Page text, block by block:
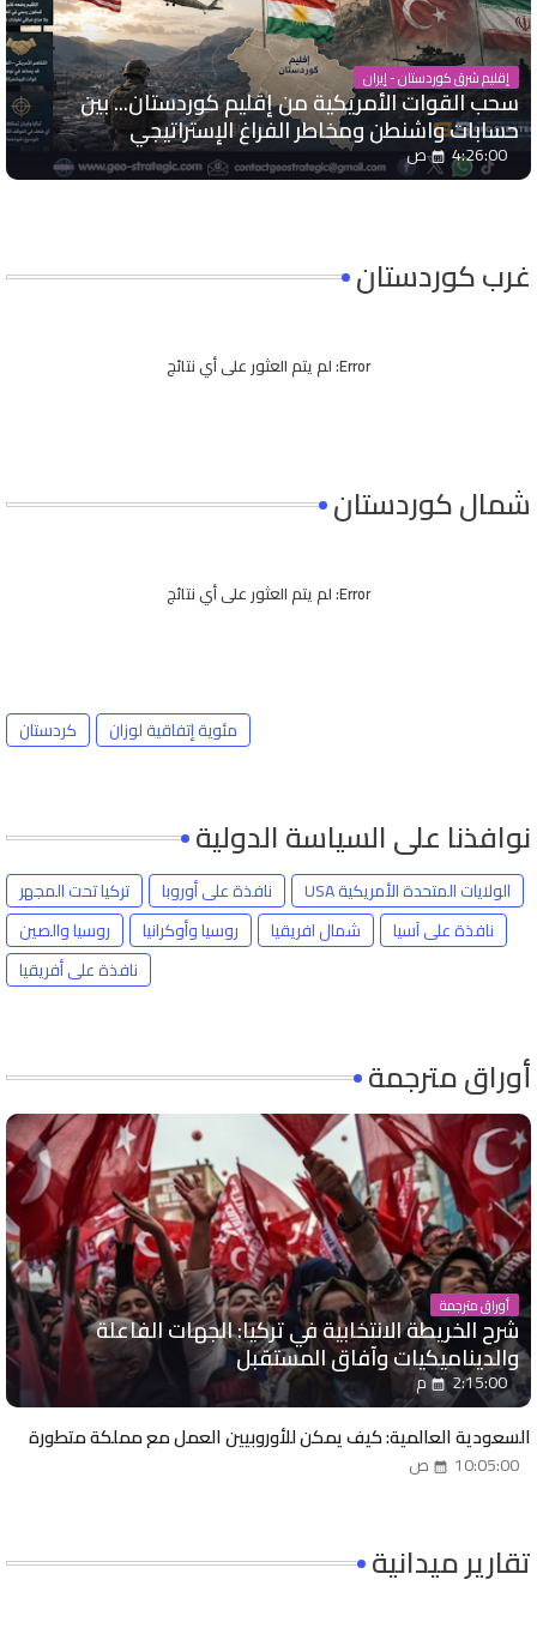
إقليم شرق كوردستان - إيران
سحب القوات الأمريكية من إقليم كوردستان... بين
حسابات واشنطن ومخاطر الفراغ الإستراتيجي
4:26:00 ص
غرب كوردستان
Error: لم يتم العثور على أي نتائج
شمال كوردستان
Error: لم يتم العثور على أي نتائج
كردستان مئوية إتفاقية لوزان
نوافذنا على السياسة الدولية
تركيا تحت المجهر نافذة على أوروبا
الولايات المتحدة الأمريكية USA
روسيا والصين
روسيا وأوكرانيا شمال افريقيا
نافذة على آسيا
نافذة على أفريقيا
أوراق مترجمة
أوراق مترجمة
شرح الخريطة الانتخابية في تركيا: الجهات الفاعلة
والديناميكيات وآفاق المستقبل
2:15:00 م
السعودية العالمية: كيف يمكن للأوروبيين العمل مع مملكة متطورة
10:05:00 ص
تقارير ميدانية